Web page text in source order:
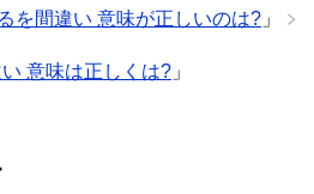
を間違い 意味が正しいのは? 」
意味は正しくは? 」